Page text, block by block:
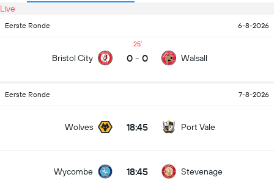
Live
Eerste Ronde 6-8-2026
Bristol City
25
0 - 0 Walsall
Eerste Ronde 7-8-2026
Wolves 18:45 Port Vale
Wycombe 18:45 Stevenage